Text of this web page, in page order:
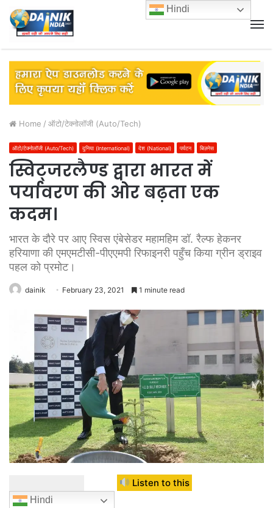
Home / ऑटो/टेक्नोलॉजी (Auto/Tech)
ऑटो/टेक्नोलॉजी (Auto/Tech) दुनिया (International) देश (National) पर्यटन बिज़नेस
स्विट्जरलैण्ड द्वारा भारत में
पर्यावरण की ओर बढ़ता एक
कदम।
भारत के दौरे पर आए स्विस एंबेसेडर महामहिम डॉ. रैल्फ हेकनर
हरियाणा की एमएमटीसी-पीएएमपी रिफाइनरी पहुँच किया ग्रीन ड्राइव
पहल को प्रमोट।
dainik February 23, 2021 1 minute read
Listen to this
Hindi
Hindi